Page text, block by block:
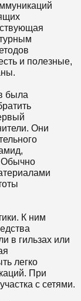
и полезные,
была
Они
Обычно
К ним
в гильзах или
легко
При
с сетями.